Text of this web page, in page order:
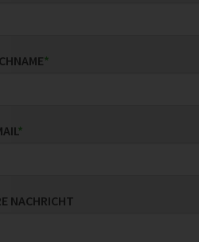
*
*
NACHRICHT